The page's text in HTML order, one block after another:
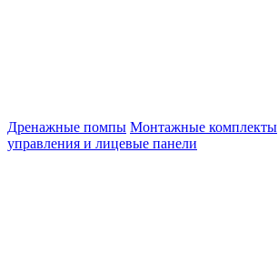
Дренажные помпы Монтажные комплекты
управления и лицевые панели